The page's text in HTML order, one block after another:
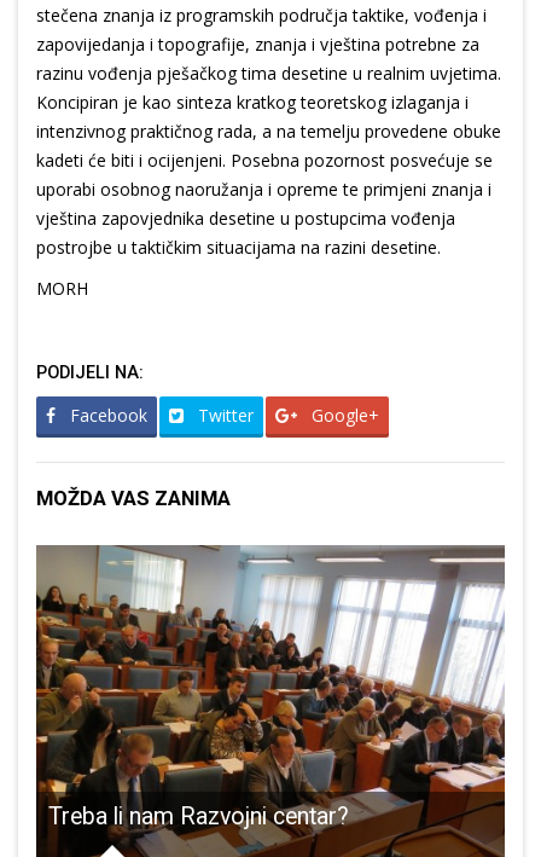
stečena znanja iz programskih područja taktike, vođenja i
zapovijedanja i topografije, znanja i vještina potrebne za
razinu vođenja pješačkog tima desetine u realnim uvjetima.
Koncipiran je kao sinteza kratkog teoretskog izlaganja i
intenzivnog praktičnog rada, a na temelju provedene obuke
kadeti će biti i ocijenjeni. Posebna pozornost posvećuje se
uporabi osobnog naoružanja i opreme te primjeni znanja i
vještina zapovjednika desetine u postupcima vođenja
postrojbe u taktičkim situacijama na razini desetine.
MORH
PODIJELI NA:
Facebook Twitter Google+
MOŽDA VAS ZANIMA
Treba li nam Razvojni centar?